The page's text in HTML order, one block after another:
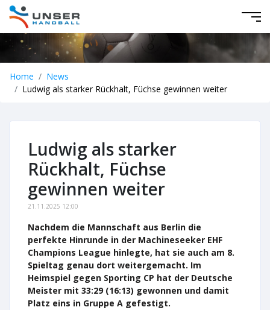
Home
News
Ludwig als starker Rückhalt, Füchse gewinnen weiter
Ludwig als starker
Rückhalt, Füchse
gewinnen weiter
21.11.2025 12:00
Nachdem die Mannschaft aus Berlin die
perfekte Hinrunde in der Machineseeker EHF
Champions League hinlegte, hat sie auch am 8.
Spieltag genau dort weitergemacht. Im
Heimspiel gegen Sporting CP hat der Deutsche
Meister mit 33:29 (16:13) gewonnen und damit
Platz eins in Gruppe A gefestigt.